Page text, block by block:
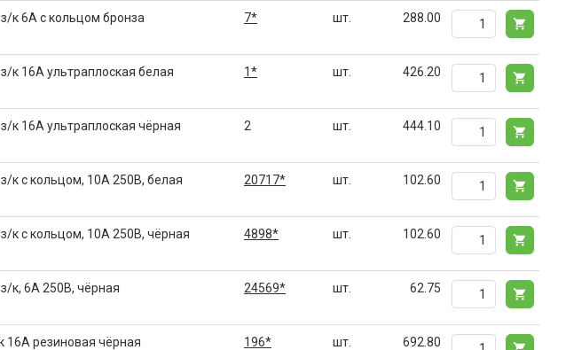
к 6А с кольцом бронза
7* шт. 288.00
к 16А ультраплоская белая
1* шт. 426.20
к 16А ультраплоская чёрная
2 шт. 444.10
к с кольцом, 10А 250В, белая 20717* шт. 102.60
к с кольцом, 10А 250В, чёрная 4898* шт. 102.60
к, 6А 250В, чёрная 24569* шт. 62.75
16А резиновая чёрная
196* шт. 692.80